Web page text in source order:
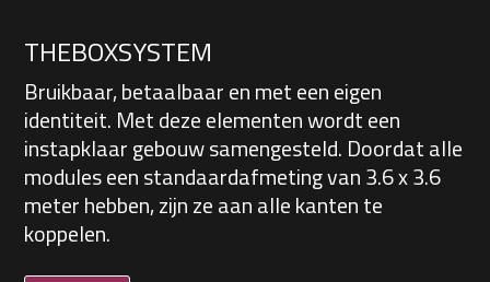
THEBOXSYSTEM
Bruikbaar, betaalbaar en met een eigen
identiteit. Met deze elementen wordt een
instapklaar gebouw samengesteld. Doordat alle
modules een standaardafmeting van 3.6 x 3.6
meter hebben, zijn ze aan alle kanten te
koppelen.